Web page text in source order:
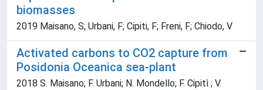
biomasses
2019 Maisano, S; Urbani, F; Cipiti, F; Freni, F; Chiodo, V
Activated carbons to CO2 capture from
Posidonia Oceanica sea-plant
2018 S. Maisano; F. Urbani; N. Mondello; F. Cipitì ; V.